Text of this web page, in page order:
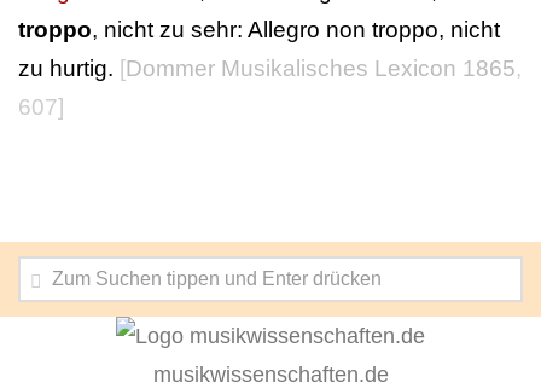
troppo, nicht zu sehr: Allegro non troppo, nicht
zu hurtig. [Dommer Musikalisches Lexicon 1865,
607]
musikwissenschaften.de